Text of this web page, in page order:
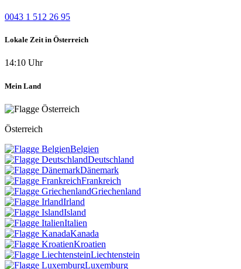
0043 1 512 26 95
Lokale Zeit in Österreich
14:10 Uhr
Mein Land
Österreich
Belgien
Deutschland
Dänemark
Frankreich
Griechenland
Irland
Island
Italien
Kanada
Kroatien
Liechtenstein
Luxemburg